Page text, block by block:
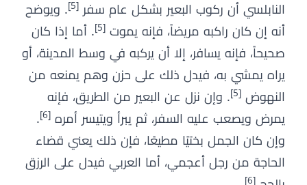
النابلسي أن ركوب البعير بشكل عام سفر [5] . ويوضح
أنه إن كان راكبه مريضاً، فإنه يموت [5] . أما إذا كان
صحيحاً، فإنه يسافر، إلا أن يركبه في وسط المدينة، أو
يراه يمشي به، فيدل ذلك على حزن وهم يمنعه من
النهوض [5] . وإن نزل عن البعير من الطريق، فإنه
يمرض ويصعب عليه السفر، ثم يبرأ ويتيسر أمره [6]
.
وإن كان الجمل بختيًا مطيعًا، فإن ذلك يعني قضاء
الحاجة من رجل أعجمي، أما العربي فيدل على الرزق
[6]